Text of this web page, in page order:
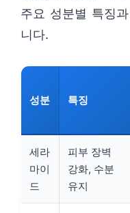
주요 성분별 특징
니다.
성분 특징
세라
마이
드
피부 장벽
강화, 수분
유지